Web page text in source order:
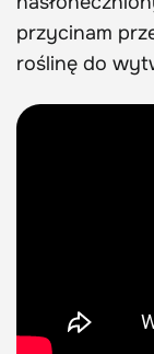
przycinam
roślinę do